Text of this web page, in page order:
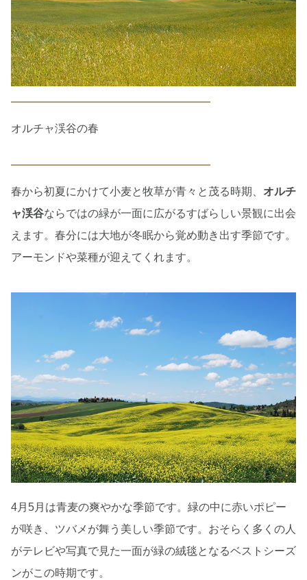
オルチャ渓谷の春
春から初夏にかけて小麦と牧草が青々と茂る時期、 オルチ
ャ渓谷ならではの緑が一面に広がるすばらしい景観に出会
えます。春分には大地が冬眠から覚め動き出す季節です。
アーモンドや菜種が迎えてくれます。
4月5月は青麦の爽やかな季節です。緑の中に赤いポピー
が咲き、ツバメが舞う美しい季節です。おそらく多くの人
がテレビや写真で見た一面が緑の絨毯となるベストシーズ
ンがこの時期です。